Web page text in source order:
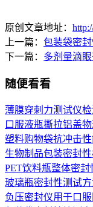
原创文章地址：
上一篇： 包装袋密
下一篇： 多剂量滴
随便看看
薄膜穿刺力测试仪
口服液瓶撕拉铝盖
塑料购物袋抗冲击
生物制品包装密封
PET饮料瓶整体密
玻璃瓶密封性测试
负压密封仪用于口